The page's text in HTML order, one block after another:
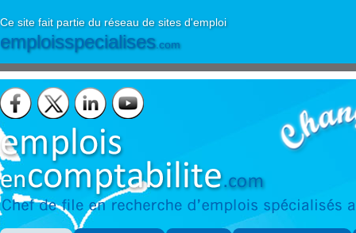
Ce site fait partie du réseau de sites d'emploi
emploisspecialises.com